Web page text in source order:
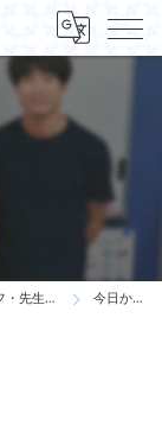
生の一言 今日から2月